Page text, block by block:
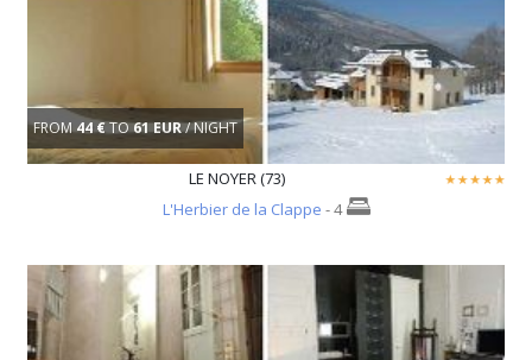
FROM44 €TO61 EUR/ NIGHT
LE NOYER (73)
L'Herbier de la Clappe - 4